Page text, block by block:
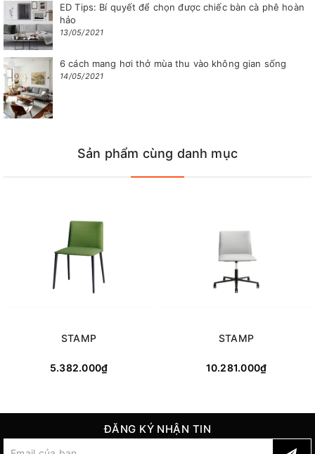
ED Tips: Bí quyết để chọn được chiếc bàn cà phê hoàn
hảo
13/05/2021
6 cách mang hơi thở mùa thu vào không gian sống
14/05/2021
Sản phẩm cùng danh mục
STAMP
5.382.000₫
STAMP
10.281.000₫
ĐĂNG KÝ NHẬN TIN